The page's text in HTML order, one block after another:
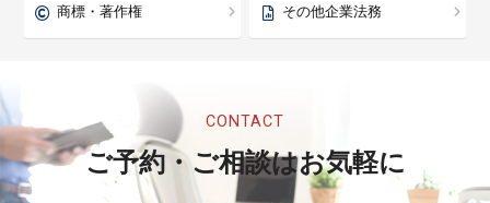
商標・著作権 その他企業法務
CONTACT
ご予約・ご相談はお気軽に